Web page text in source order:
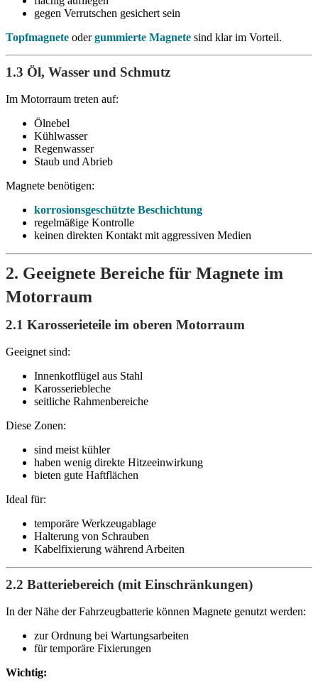
gegen Verrutschen gesichert sein
Topfmagnete odergummierte Magnete sind klar im Vorteil.
1.3 Öl, Wasser und Schmutz
Im Motorraum treten auf:
Ölnebel
Kühlwasser
Regenwasser
Staub und Abrieb
Magnete benötigen:
korrosionsgeschützte Beschichtung
regelmäßige Kontrolle
keinen direkten Kontakt mit aggressiven Medien
2. Geeignete Bereiche für Magnete im
Motorraum
2.1 Karosserieteile im oberen Motorraum
Geeignet sind:
Innenkotflügel aus Stahl
Karosseriebleche
seitliche Rahmenbereiche
Diese Zonen:
sind meist kühler
haben wenig direkte Hitzeeinwirkung
bieten gute Haftflächen
Ideal für:
temporäre Werkzeugablage
Halterung von Schrauben
Kabelfixierung während Arbeiten
2.2 Batteriebereich (mit Einschränkungen)
In der Nähe der Fahrzeugbatterie können Magnete genutzt werden:
zur Ordnung bei Wartungsarbeiten
für temporäre Fixierungen
Wichtig: